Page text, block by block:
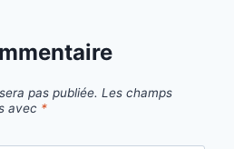
pas publiée. Les champs
avec *